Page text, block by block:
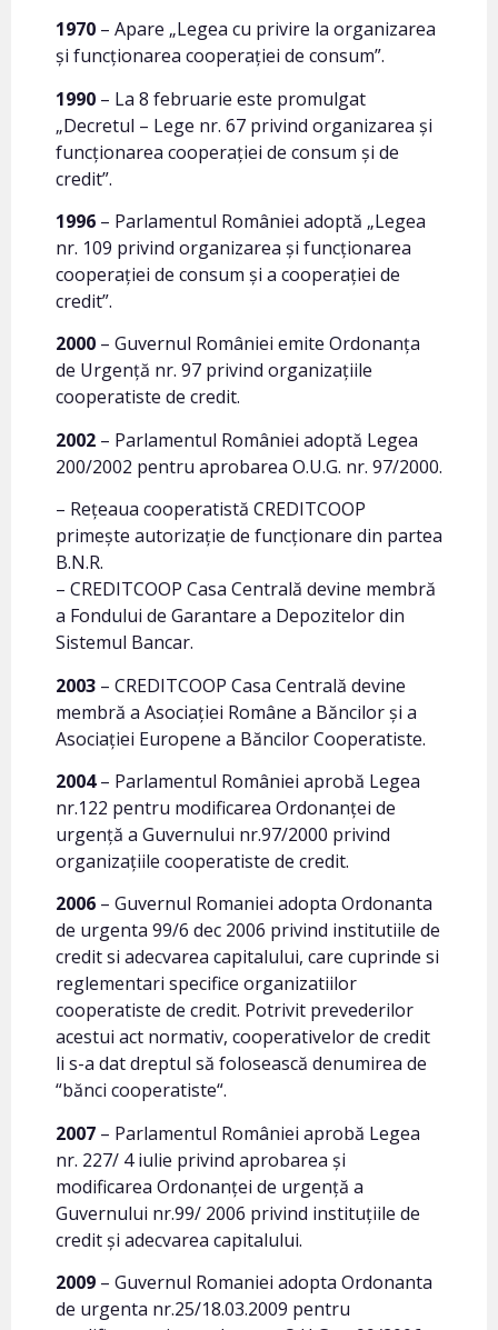
1970 – Apare „Legea cu privire la organizarea
şi funcţionarea cooperaţiei de consum”.
1990 – La 8 februarie este promulgat
„Decretul – Lege nr. 67 privind organizarea şi
funcţionarea cooperaţiei de consum şi de
credit”.
1996 – Parlamentul României adoptă „Legea
nr. 109 privind organizarea şi funcţionarea
cooperaţiei de consum şi a cooperaţiei de
credit”.
2000 – Guvernul României emite Ordonanţa
de Urgenţă nr. 97 privind organizaţiile
cooperatiste de credit.
2002 – Parlamentul României adoptă Legea
200/2002 pentru aprobarea O.U.G. nr. 97/2000.
– Reţeaua cooperatistă CREDITCOOP
primeşte autorizaţie de funcţionare din partea
B.N.R.
– CREDITCOOP Casa Centrală devine membră
a Fondului de Garantare a Depozitelor din
Sistemul Bancar.
2003 – CREDITCOOP Casa Centrală devine
membră a Asociaţiei Române a Băncilor şi a
Asociaţiei Europene a Băncilor Cooperatiste.
2004– Parlamentul României aprobă Legea
nr.122 pentru modificarea Ordonanţei de
urgenţă a Guvernului nr.97/2000 privind
organizaţiile cooperatiste de credit.
2006 – Guvernul Romaniei adopta Ordonanta
de urgenta 99/6 dec 2006 privind institutiile de
credit si adecvarea capitalului, care cuprinde si
reglementari specifice organizatiilor
cooperatiste de credit. Potrivit prevederilor
acestui act normativ, cooperativelor de credit
li s-a dat dreptul să folosească denumirea de
“bănci cooperatiste“.
2007 – Parlamentul României aprobă Legea
nr. 227/ 4 iulie privind aprobarea și
modificarea Ordonanței de urgență a
Guvernului nr.99/ 2006 privind instituțiile de
credit și adecvarea capitalului.
2009 – Guvernul Romaniei adopta Ordonanta
de urgenta nr.25/18.03.2009 pentru